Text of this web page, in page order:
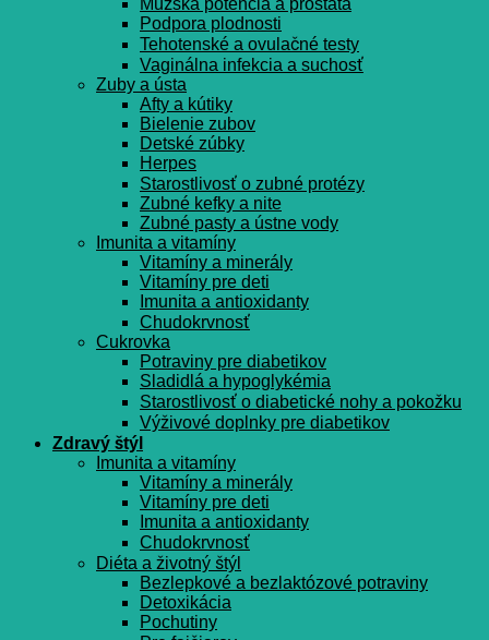
Podpora plodnosti
Tehotenské a ovulačné testy
Vaginálna infekcia a suchosť
Zuby a ústa
Afty a kútiky
Bielenie zubov
Detské zúbky
Herpes
Starostlivosť o zubné protézy
Zubné kefky a nite
Zubné pasty a ústne vody
Imunita a vitamíny
Vitamíny a minerály
Vitamíny pre deti
Imunita a antioxidanty
Chudokrvnosť
Cukrovka
Potraviny pre diabetikov
Sladidlá a hypoglykémia
Starostlivosť o diabetické nohy a pokožku
Výživové doplnky pre diabetikov
Zdravý štýl
Imunita a vitamíny
Vitamíny a minerály
Vitamíny pre deti
Imunita a antioxidanty
Chudokrvnosť
Diéta a životný štýl
Bezlepkové a bezlaktózové potraviny
Detoxikácia
Pochutiny